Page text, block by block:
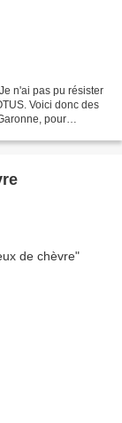
n'ai pas pu résister
Voici donc des
pour